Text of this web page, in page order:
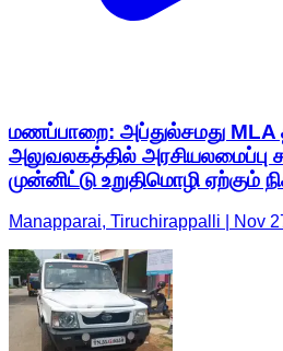
மணப்பாறை: அப்துல்சமது
அலுவலகத்தில் அரசியலமைப்பு
முன்னிட்டு உறுதிமொழி ஏற்கும்
Manapparai, Tiruchirappalli | Nov